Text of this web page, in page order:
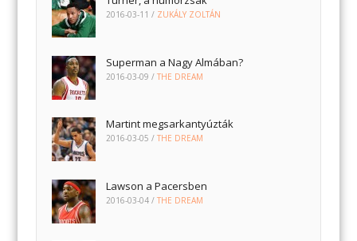
2016-03-11 / ZUKÁLY ZOLTÁN
Superman a Nagy Almában?
2016-03-09 /THE DREAM
Martint megsarkantyúzták
2016-03-05 /THE DREAM
Lawson a Pacersben
2016-03-04 /THE DREAM